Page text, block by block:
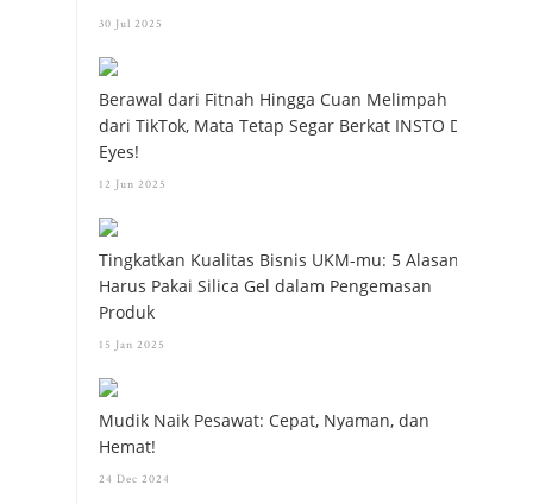
30 Jul 2025
Berawal dari Fitnah Hingga Cuan Melimpah
dari TikTok, Mata Tetap Segar Berkat INSTO Dry
Eyes!
12 Jun 2025
Tingkatkan Kualitas Bisnis UKM-mu: 5 Alasan
Harus Pakai Silica Gel dalam Pengemasan
Produk
15 Jan 2025
Mudik Naik Pesawat: Cepat, Nyaman, dan
Hemat!
24 Dec 2024